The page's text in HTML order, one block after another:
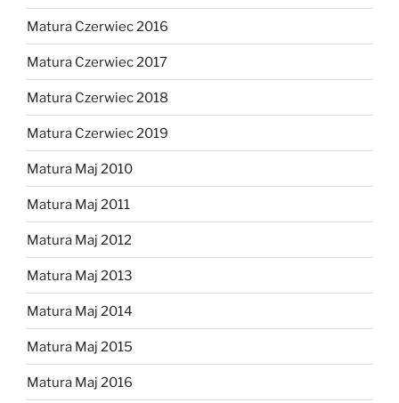
Matura Czerwiec 2016
Matura Czerwiec 2017
Matura Czerwiec 2018
Matura Czerwiec 2019
Matura Maj 2010
Matura Maj 2011
Matura Maj 2012
Matura Maj 2013
Matura Maj 2014
Matura Maj 2015
Matura Maj 2016